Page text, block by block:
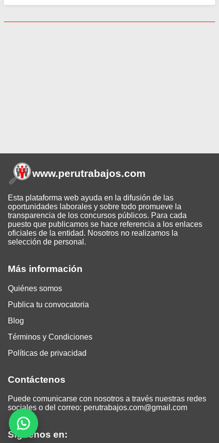
Más información
Quiénes somos
Publica tu convocatoria
Blog
Términos y Condiciones
Políticas de privacidad
Contáctenos
Puede comunicarse con nosotros a través nuestras redes
sociales o del correo: perutrabajos.com@gmail.com
Siguenos en:
www.perutrabajos.com
Esta plataforma web ayuda en la difusión de las
oportunidades laborales y sobre todo promueve la
transparencia de los concursos públicos. Para cada
puesto que publicamos se hace referencia a los enlaces
oficiales de la entidad. Nosotros no realizamos la
selección de personal.